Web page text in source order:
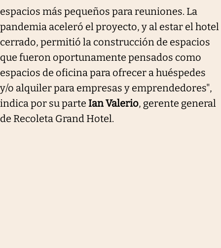
espacios más pequeños para reuniones. La
pandemia aceleró el proyecto, y al estar el hotel
cerrado, permitió la construcción de espacios
que fueron oportunamente pensados como
espacios de oficina para ofrecer a huéspedes
y/o alquiler para empresas y emprendedores",
indica por su parte Ian Valerio, gerente general
de Recoleta Grand Hotel.